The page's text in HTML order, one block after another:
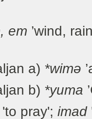
em ’wind,
a) *wimə
b) *yuma
'to pray'; imad